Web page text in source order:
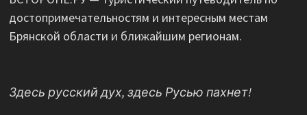
достопримечательностям и интересным местам
Брянской области и ближайшим регионам.
Здесь русский дух, здесь Русью пахнет!